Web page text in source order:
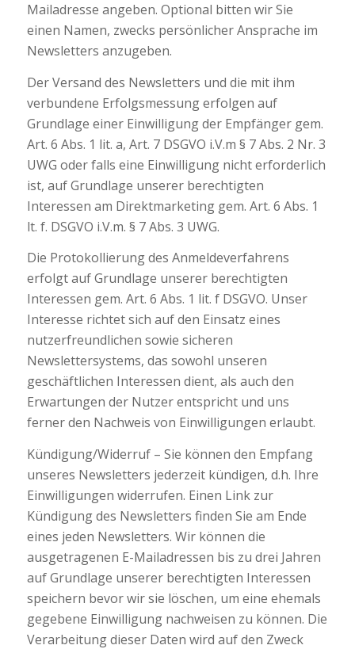
Mailadresse angeben. Optional bitten wir Sie
einen Namen, zwecks persönlicher Ansprache im
Newsletters anzugeben.
Der Versand des Newsletters und die mit ihm
verbundene Erfolgsmessung erfolgen auf
Grundlage einer Einwilligung der Empfänger gem.
Art. 6 Abs. 1 lit. a, Art. 7 DSGVO i.V.m § 7 Abs. 2 Nr. 3
UWG oder falls eine Einwilligung nicht erforderlich
ist, auf Grundlage unserer berechtigten
Interessen am Direktmarketing gem. Art. 6 Abs. 1
lt. f. DSGVO i.V.m. § 7 Abs. 3 UWG.
Die Protokollierung des Anmeldeverfahrens
erfolgt auf Grundlage unserer berechtigten
Interessen gem. Art. 6 Abs. 1 lit. f DSGVO. Unser
Interesse richtet sich auf den Einsatz eines
nutzerfreundlichen sowie sicheren
Newslettersystems, das sowohl unseren
geschäftlichen Interessen dient, als auch den
Erwartungen der Nutzer entspricht und uns
ferner den Nachweis von Einwilligungen erlaubt.
Kündigung/Widerruf – Sie können den Empfang
unseres Newsletters jederzeit kündigen, d.h. Ihre
Einwilligungen widerrufen. Einen Link zur
Kündigung des Newsletters finden Sie am Ende
eines jeden Newsletters. Wir können die
ausgetragenen E-Mailadressen bis zu drei Jahren
auf Grundlage unserer berechtigten Interessen
speichern bevor wir sie löschen, um eine ehemals
gegebene Einwilligung nachweisen zu können. Die
Verarbeitung dieser Daten wird auf den Zweck